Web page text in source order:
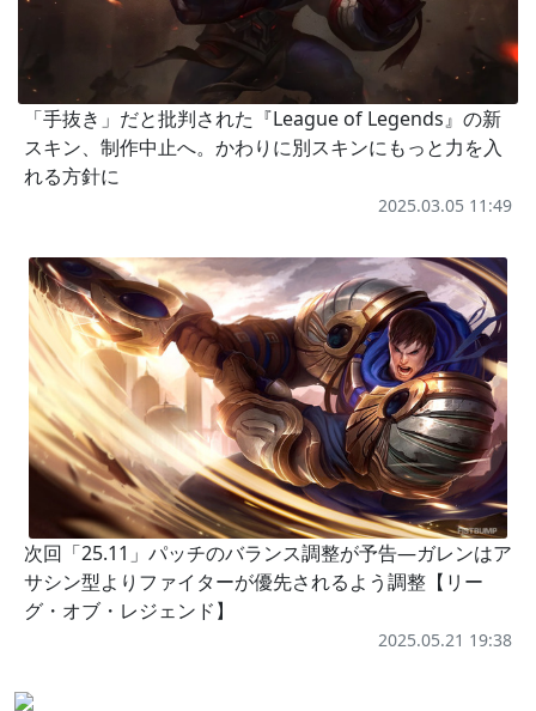
「手抜き」だと批判された『League of Legends』の新
スキン、制作中止へ。かわりに別スキンにもっと力を入
れる方針に
2025.03.05 11:49
次回「25.11」パッチのバランス調整が予告―ガレンはア
サシン型よりファイターが優先されるよう調整【リー
グ・オブ・レジェンド】
2025.05.21 19:38